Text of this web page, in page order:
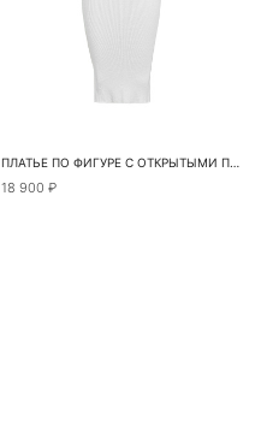
ПЛАТЬЕ ПО ФИГУРЕ С ОТКРЫТЫМИ ПЛЕЧАМИ
18 900 ₽